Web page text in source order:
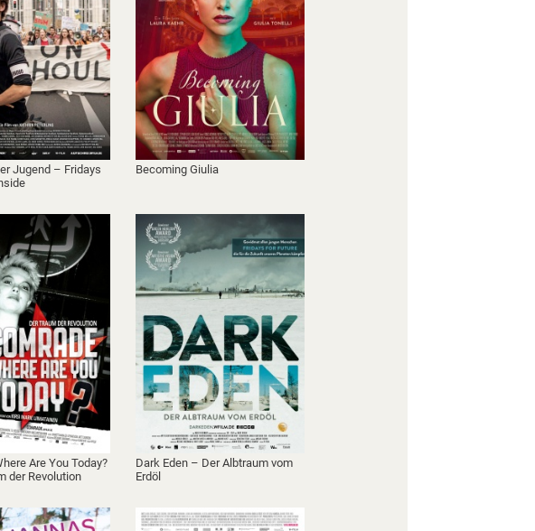
Jugend – Fridays
Becoming Giulia
Are You Today?
der Revolution
Dark Eden – Der Albtraum vom
Erdöl